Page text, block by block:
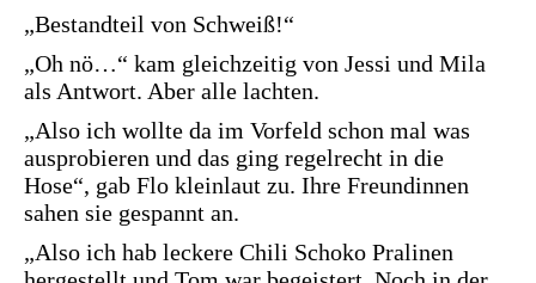
„Bestandteil von Schweiß!“
„Oh nö…“ kam gleichzeitig von Jessi und Mila
als Antwort. Aber alle lachten.
„Also ich wollte da im Vorfeld schon mal was
ausprobieren und das ging regelrecht in die
Hose“, gab Flo kleinlaut zu. Ihre Freundinnen
sahen sie gespannt an.
„Also ich hab leckere Chili Schoko Pralinen